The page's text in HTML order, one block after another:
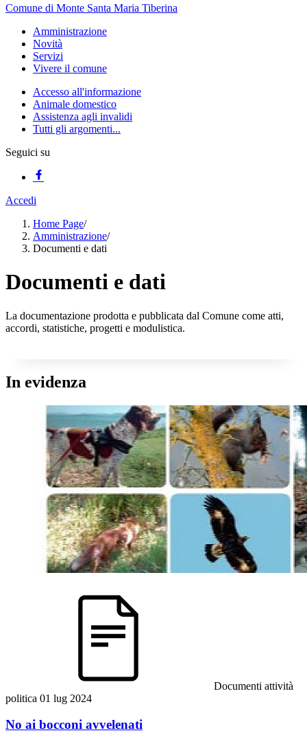
Comune di Monte Santa Maria Tiberina
Amministrazione
Novità
Servizi
Vivere il comune
Accesso all'informazione
Animale domestico
Assistenza agli invalidi
Tutti gli argomenti...
Seguici su
Accedi
Home Page/
Amministrazione/
Documenti e dati
Documenti e dati
La documentazione prodotta e pubblicata dal Comune come atti,
accordi, statistiche, progetti e modulistica.
In evidenza
Documenti attività
politica 01 lug 2024
No ai bocconi avvelenati